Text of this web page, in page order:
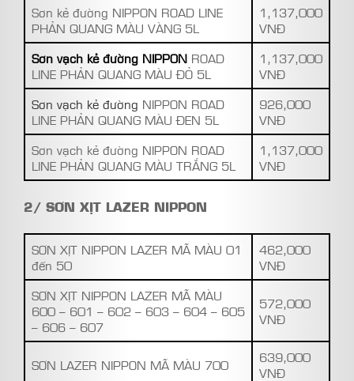
Sơn kẻ đường NIPPON ROAD LINE
PHẢN QUANG MÀU VÀNG 5L
1,137,000
VNĐ
Sơn vạch kẻ đường NIPPON ROAD
LINE PHẢN QUANG MÀU ĐỎ 5L
1,137,000
VNĐ
Sơn vạch kẻ đường NIPPON ROAD
LINE PHẢN QUANG MÀU ĐEN 5L
926,000
VNĐ
Sơn vạch kẻ đường NIPPON ROAD
LINE PHẢN QUANG MÀU TRẮNG 5L
1,137,000
VNĐ
2/ SƠN XỊT LAZER NIPPON
SƠN XỊT NIPPON LAZER MÃ MÀU 01
đến 50
462,000
VNĐ
SƠN XỊT NIPPON LAZER MÃ MÀU
600 – 601 – 602 – 603 – 604 – 605
– 606 – 607
572,000
VNĐ
SƠN LAZER NIPPON MÃ MÀU 700
639,000
VNĐ